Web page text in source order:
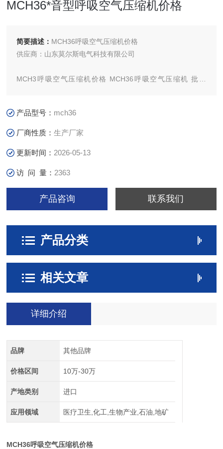
MCH36*音型呼吸空气压缩机价格
简要描述： MCH36呼吸空气压缩机价格
供应商：山东莫尔斯电气科技有限公司
MCH3呼吸空气压缩机价格 MCH36呼吸空气压缩机 批发
中国的呼吸器压缩机-山东莫尔斯电气科技有限公司
产品型号： mch36
厂商性质：生产厂家
更新时间： 2026-05-13
访 问 量： 2363
产品咨询 联系我们
产品分类
相关文章
详细介绍
品牌 其他品牌
价格区间 10万-30万
产地类别 进口
应用领域 医疗卫生,化工,生物产业,石油,地矿
MCH36呼吸空气压缩机价格